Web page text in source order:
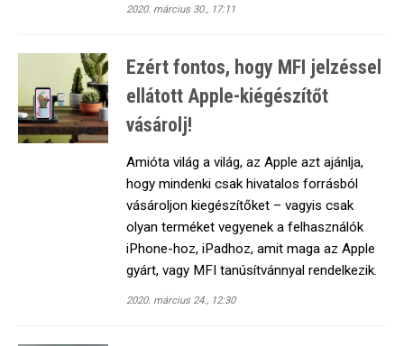
2020. március 30., 17:11
Ezért fontos, hogy MFI jelzéssel
ellátott Apple-kiégészítőt
vásárolj!
Amióta világ a világ, az Apple azt ajánlja,
hogy mindenki csak hivatalos forrásból
vásároljon kiegészítőket – vagyis csak
olyan terméket vegyenek a felhasználók
iPhone-hoz, iPadhoz, amit maga az Apple
gyárt, vagy MFI tanúsítvánnyal rendelkezik.
2020. március 24., 12:30